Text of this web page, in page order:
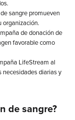
sangre promueven
organización.
de donación de
favorable como
LifeStream al
necesidades diarias y
de sangre?